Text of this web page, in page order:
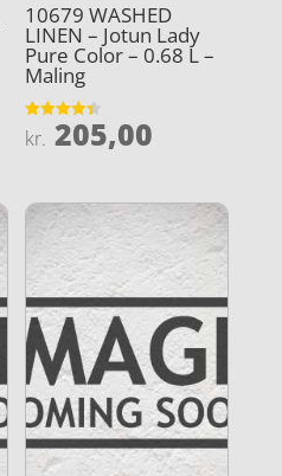
10679 WASHED
LINEN – Jotun Lady
Pure Color – 0.68 L –
Maling
Vurderet
4.4
kr. 205,00